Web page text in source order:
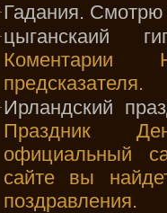
Гадания.
цыганскаий
Коментарии
предсказателя.
Ирландский
Праздник
официальный
сайте вы
поздравления.